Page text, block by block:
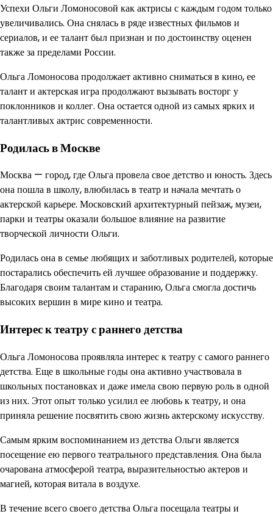
Успехи Ольги Ломоносовой как актрисы с каждым годом только
увеличивались. Она снялась в ряде известных фильмов и
сериалов, и ее талант был признан и по достоинству оценен
также за пределами России.
Ольга Ломоносова продолжает активно сниматься в кино, ее
талант и актерская игра продолжают вызывать восторг у
поклонников и коллег. Она остается одной из самых ярких и
талантливых актрис современности.
Родилась в Москве
Москва — город, где Ольга провела свое детство и юность. Здесь
она пошла в школу, влюбилась в театр и начала мечтать о
актерской карьере. Московский архитектурный пейзаж, музеи,
парки и театры оказали большое влияние на развитие
творческой личности Ольги.
Родилась она в семье любящих и заботливых родителей, которые
постарались обеспечить ей лучшее образование и поддержку.
Благодаря своим талантам и старанию, Ольга смогла достичь
высоких вершин в мире кино и театра.
Интерес к театру с раннего детства
Ольга Ломоносова проявляла интерес к театру с самого раннего
детства. Еще в школьные годы она активно участвовала в
школьных постановках и даже имела свою первую роль в одной
из них. Этот опыт только усилил ее любовь к театру, и она
приняла решение посвятить свою жизнь актерскому искусству.
Самым ярким воспоминанием из детства Ольги является
посещение ею первого театрального представления. Она была
очарована атмосферой театра, выразительностью актеров и
магией, которая витала в воздухе.
В течение всего своего детства Ольга посещала театры и